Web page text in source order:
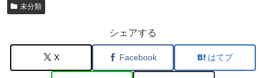
未分類
シェアする
X Facebook はてブ